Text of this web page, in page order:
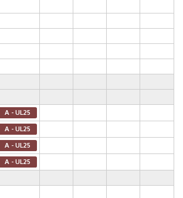
A - UL25
A - UL25
A - UL25
A - UL25